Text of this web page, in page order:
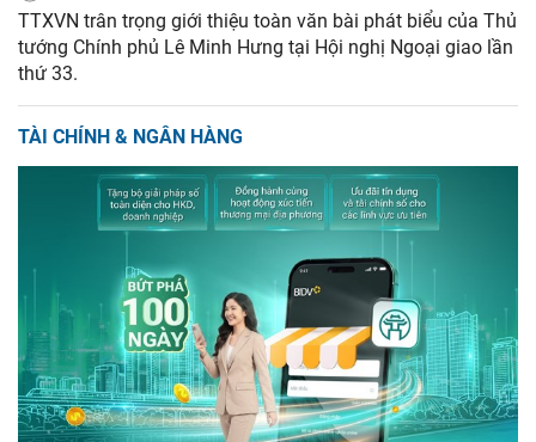
TTXVN trân trọng giới thiệu toàn văn bài phát biểu của Thủ
tướng Chính phủ Lê Minh Hưng tại Hội nghị Ngoại giao lần
thứ 33.
TÀI CHÍNH & NGÂN HÀNG